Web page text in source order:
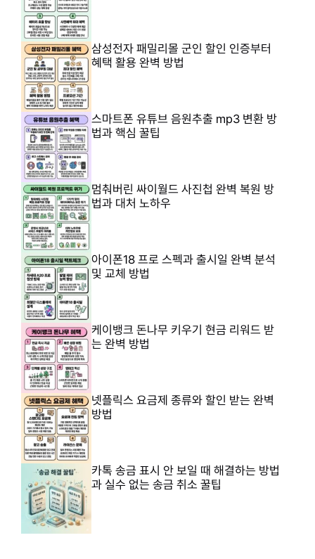
삼성전자 패밀리몰 군인 할인 인증부터
혜택 활용 완벽 방법
스마트폰 유튜브 음원추출 mp3 변환 방
법과 핵심 꿀팁
멈춰버린 싸이월드 사진첩 완벽 복원 방
법과 대처 노하우
아이폰18 프로 스펙과 출시일 완벽 분석
및 교체 방법
케이뱅크 돈나무 키우기 현금 리워드 받
는 완벽 방법
넷플릭스 요금제 종류와 할인 받는 완벽
방법
카톡 송금 표시 안 보일 때 해결하는 방법
과 실수 없는 송금 취소 꿀팁